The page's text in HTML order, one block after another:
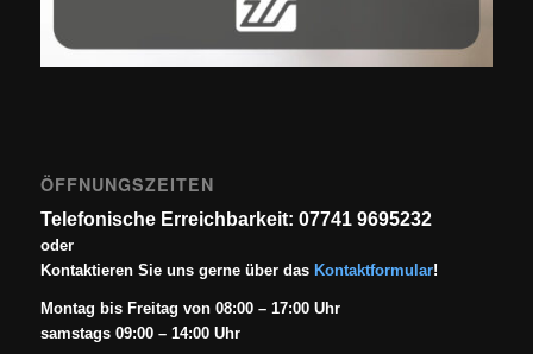
ÖFFNUNGSZEITEN
Telefonische Erreichbarkeit: 07741 9695232
oder
Kontaktieren Sie uns gerne über das Kontaktformular!
Montag bis Freitag von 08:00 – 17:00 Uhr
samstags 09:00 – 14:00 Uhr